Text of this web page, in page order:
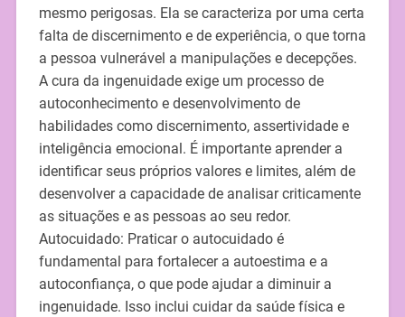
mesmo perigosas. Ela se caracteriza por uma certa
falta de discernimento e de experiência, o que torna
a pessoa vulnerável a manipulações e decepções.
A cura da ingenuidade exige um processo de
autoconhecimento e desenvolvimento de
habilidades como discernimento, assertividade e
inteligência emocional. É importante aprender a
identificar seus próprios valores e limites, além de
desenvolver a capacidade de analisar criticamente
as situações e as pessoas ao seu redor.
Autocuidado: Praticar o autocuidado é
fundamental para fortalecer a autoestima e a
autoconfiança, o que pode ajudar a diminuir a
ingenuidade. Isso inclui cuidar da saúde física e